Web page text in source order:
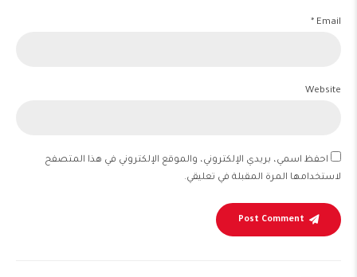
Email *
Website
احفظ اسمي، بريدي الإلكتروني، والموقع الإلكتروني في هذا المتصفح
لاستخدامها المرة المقبلة في تعليقي.
Post Comment